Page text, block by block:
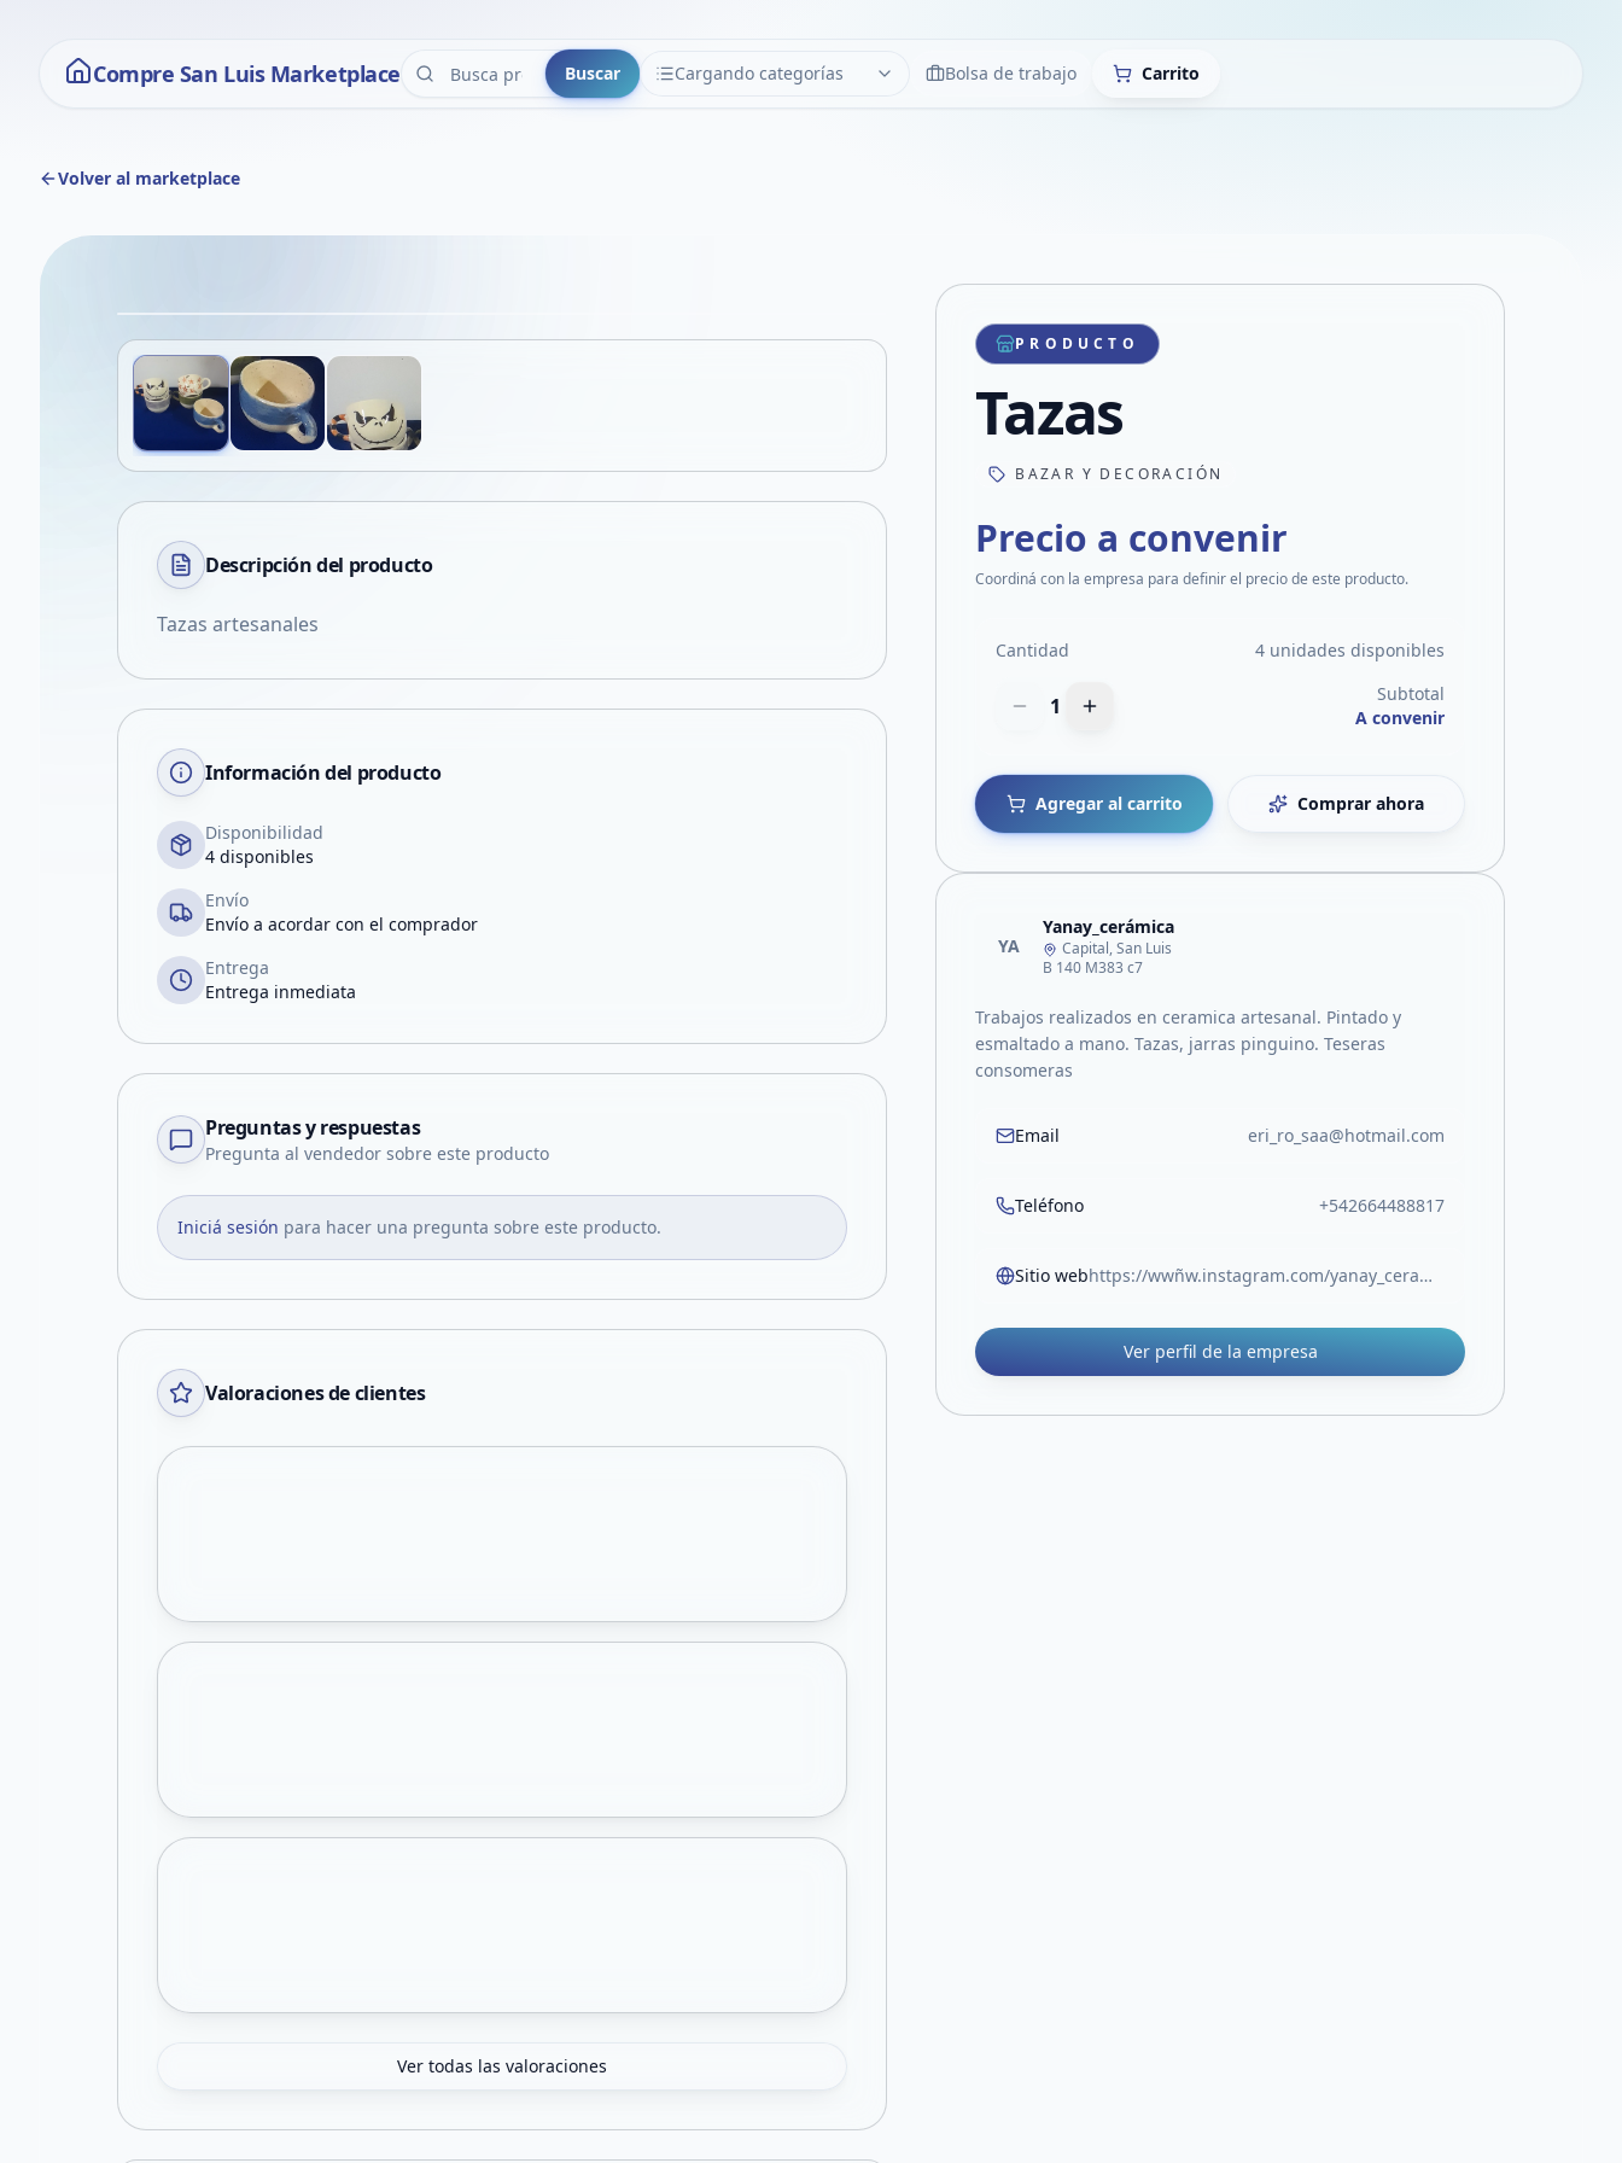
Compre San Luis Marketplace Buscar Cargando categorías
CATEGORÍAS LimpiarBolsa de trabajo Carrito
Volver al marketplace
Compartir producto
Compartir por WhatsApp
Compartir por mail
Compartir en Facebook
Descripción del producto
Tazas artesanales
Información del producto
Disponibilidad
4 disponibles
Envío
Envío a acordar con el comprador
Entrega
Entrega inmediata
Preguntas y respuestas
Pregunta al vendedor sobre este producto
Iniciá sesión para hacer una pregunta sobre este producto.
Valoraciones de clientes
Ver todas las valoraciones
PRODUCTO
Tazas
BAZAR Y DECORACIÓN
Precio a convenir
Coordiná con la empresa para definir el precio de este producto.
Cantidad 4 unidades disponibles
1
Subtotal
A convenir
Agregar al carrito Comprar ahora
YA
Yanay_cerámica
Capital, San Luis
B 140 M383 c7
Trabajos realizados en ceramica artesanal. Pintado y
esmaltado a mano. Tazas, jarras pinguino. Teseras
consomeras
Email eri_ro_saa@hotmail.com
Teléfono +542664488817
Sitio web https://wwñw.instagram.com/yanay_ceramica?igsh=cXJueTNsZTRkbTlx
Ver perfil de la empresa